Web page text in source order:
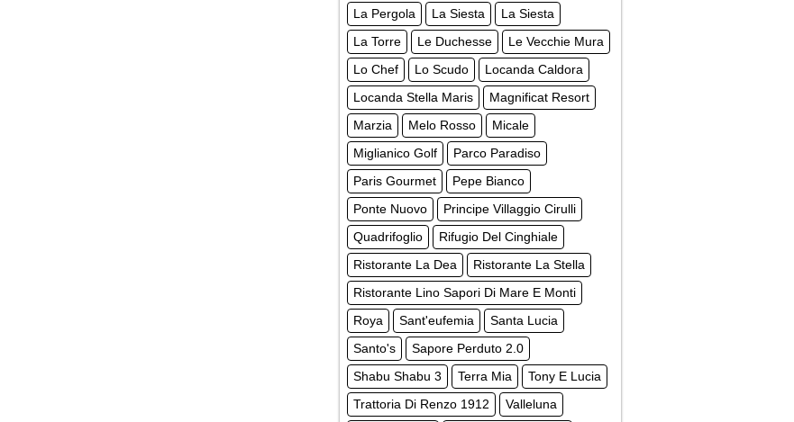
La Pergola
La Siesta
La Siesta
La Torre
Le Duchesse
Le Vecchie Mura
Lo Chef
Lo Scudo
Locanda Caldora
Locanda Stella Maris
Magnificat Resort
Marzia
Melo Rosso
Micale
Miglianico Golf
Parco Paradiso
Paris Gourmet
Pepe Bianco
Ponte Nuovo
Principe Villaggio Cirulli
Quadrifoglio
Rifugio Del Cinghiale
Ristorante La Dea
Ristorante La Stella
Ristorante Lino Sapori Di Mare E Monti
Roya
Sant'eufemia
Santa Lucia
Santo's
Sapore Perduto 2.0
Shabu Shabu 3
Terra Mia
Tony E Lucia
Trattoria Di Renzo 1912
Valleluna